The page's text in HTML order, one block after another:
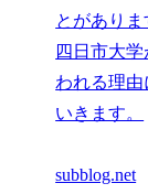
とがありま
四日市大
われる理
いきます。
subblog.net